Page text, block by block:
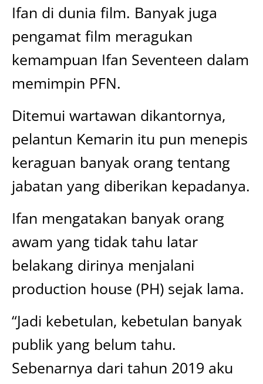
Ifan di dunia film. Banyak juga
pengamat film meragukan
kemampuan Ifan Seventeen dalam
memimpin PFN.
Ditemui wartawan dikantornya,
pelantun Kemarin itu pun menepis
keraguan banyak orang tentang
jabatan yang diberikan kepadanya.
Ifan mengatakan banyak orang
awam yang tidak tahu latar
belakang dirinya menjalani
production house (PH) sejak lama.
“Jadi kebetulan, kebetulan banyak
publik yang belum tahu.
Sebenarnya dari tahun 2019 aku